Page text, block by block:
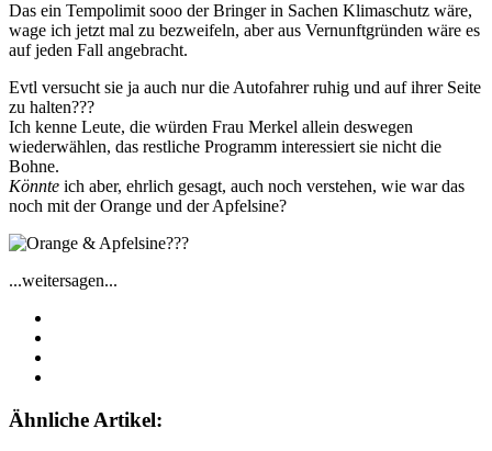
Das ein Tempolimit sooo der Bringer in Sachen Klimaschutz wäre,
wage ich jetzt mal zu bezweifeln, aber aus Vernunftgründen wäre es
auf jeden Fall angebracht.
Evtl versucht sie ja auch nur die Autofahrer ruhig und auf ihrer Seite
zu halten???
Ich kenne Leute, die würden Frau Merkel allein deswegen
wiederwählen, das restliche Programm interessiert sie nicht die
Bohne.
Könnte ich aber, ehrlich gesagt, auch noch verstehen, wie war das
noch mit der Orange und der Apfelsine?
...weitersagen...
Ähnliche Artikel: